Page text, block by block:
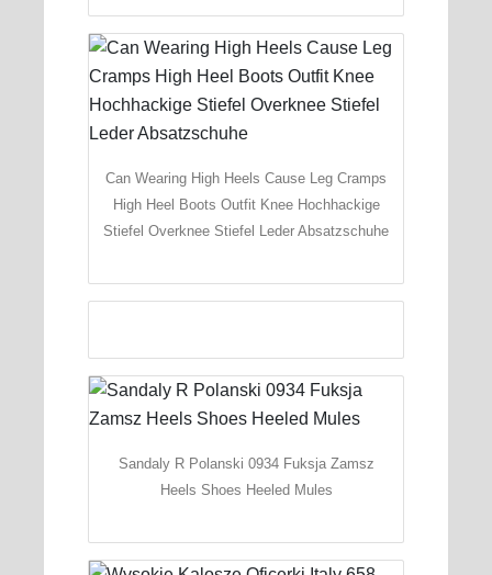
Can Wearing High Heels Cause Leg Cramps
High Heel Boots Outfit Knee Hochhackige
Stiefel Overknee Stiefel Leder Absatzschuhe
Sandaly R Polanski 0934 Fuksja Zamsz
Heels Shoes Heeled Mules